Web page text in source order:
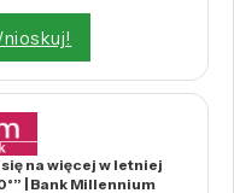
na więcej w letniej
| Bank Millennium